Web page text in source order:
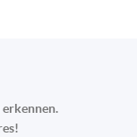
erkennen.